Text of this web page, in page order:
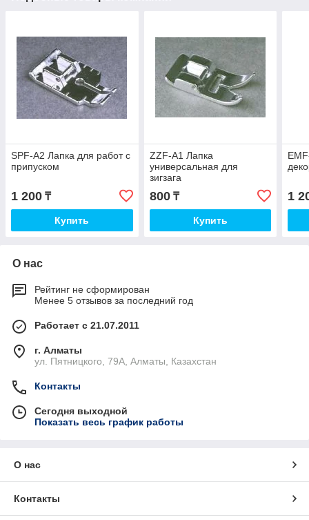
SPF-A2 Лапка для работ с
припуском
1 200 ₸
Купить
ZZF-A1 Лапка
универсальная для
зигзага
800₸
Купить
1
О нас
Рейтинг не сформирован
Менее 5 отзывов за последний год
Работает с 21.07.2011
г. Алматы
ул. Пятницкого, 79А, Алматы, Казахстан
Контакты
Сегодня выходной
Показать весь график работы
О нас
Контакты